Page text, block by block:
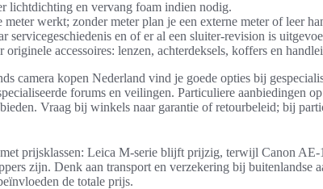
lichtdichting en vervang foam indien nodig.
meter werkt; zonder meter plan je een externe meter of leer
servicegeschiedenis en of er al een sluiter-revision is
originele accessoires: lenzen, achterdeksels, koffers en
camera kopen Nederland vind je goede opties bij
forums en veilingen. Particuliere aanbiedingen
Vraag bij winkels naar garantie of retourbeleid; bij
prijsklassen: Leica M-serie blijft prijzig, terwijl Canon AE-
zijn. Denk aan transport en verzekering bij buitenlandse
de totale prijs.